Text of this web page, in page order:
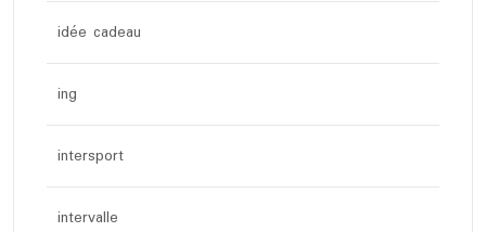
idée cadeau
ing
intersport
intervalle